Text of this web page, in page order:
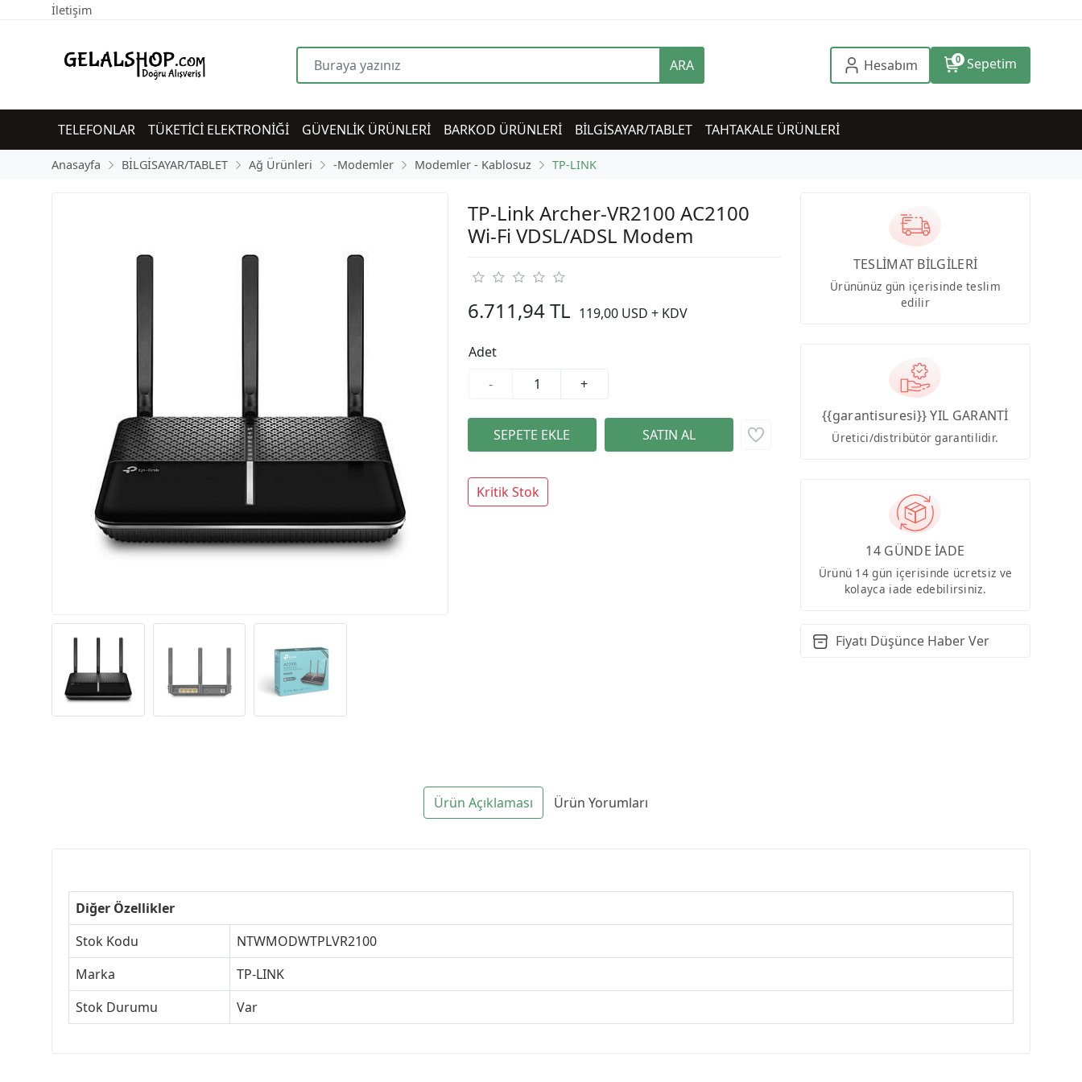
İletişim
ARA Hesabım 0 Sepetim
TELEFONLAR TÜKETİCİ ELEKTRONİĞİ GÜVENLİK ÜRÜNLERİ BARKOD ÜRÜNLERİ BİLGİSAYAR/TABLET TAHTAKALE ÜRÜNLERİ
Anasayfa BİLGİSAYAR/TABLET Ağ Ürünleri -Modemler Modemler - Kablosuz TP-LINK
TP-Link Archer-VR2100 AC2100
Wi-Fi VDSL/ADSL Modem
6.711,94 TL 119,00 USD + KDV
Adet
-
+
Kritik Stok
TESLİMAT BİLGİLERİ
Ürününüz gün içerisinde teslim
edilir
{{garantisuresi}} YIL GARANTİ
Üretici/distribütör garantilidir.
14 GÜNDE İADE
Ürünü 14 gün içerisinde ücretsiz ve
kolayca iade edebilirsiniz.
Fiyatı Düşünce Haber Ver
Ürün Açıklaması Ürün Yorumları
Diğer Özellikler
Stok Kodu
NTWMODWTPLVR2100
Marka
TP-LINK
Stok Durumu
Var